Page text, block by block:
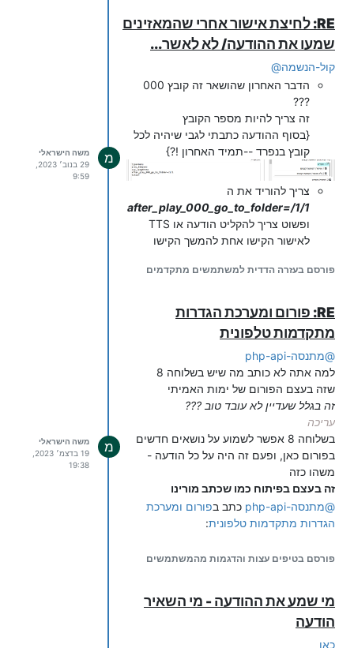
RE: לחיצת אישור אחרי שהמאזינים
שמעו את ההודעה/ לא לאשר...
@קול-הנשמה
הדבר האחרון שהושאר זה קובץ 000
???
זה צריך להיות מספר הקובץ
{בסוף ההודעה כתבתי לגבי שיהיה לכל
קובץ בנפרד --תמיד האחרון !?}
צריך להוריד את ה
after_play_000_go_to_folder=/1/1
ופשוט צריך להקליט הודעה או TTS
לאישור הקישו אחת להמשך הקישו
על מספר M0000
ובשלוחה אחת שבתוך...
במקוםכאן יש לרשות את מספר
הקמפיין שאליו ירשם (עדיף חדש
תכתבי למשל 6 או מספר אחר
נרשם
אם ההגדרה הזאת לכמה הודעות צריך
להחליף ל פעם את המספר מ 000 למספר
הקובץ וגם לשנות את רשימת התפוצה
סליחה מ@
שעניתי במקומך
פורסם בעזרה הדדית למשתמשים מתקדמים
מ
משה הישראלי
9:59
RE: פורום ומערכת הגדרות
מתקדמות טלפונית
@מתנסה-php-api
למה אתה לא כותב מה שיש בשלוחה 8
שזה בעצם הפורום של ימות האמיתי
זה בגלל שעדיין לא עובד טוב ???
עריכה
בשלוחה 8 אפשר לשמוע על נושאים חדשים
בפורום כאן, ופעם זה היה על כל הודעה -
משהו כזה
זה בעצם בפיתוח כמו שכתב מורינו
@מתנסה-php-api כתב בפורום ומערכת
הגדרות מתקדמות טלפונית:
ע"פ הביקוש אבל דרושה עזרה (לבעלי ידע
בהקשת * ואז 2
מצטרף לבקשתו
פורסם בטיפים עצות והדגמות מהמשתמשים
מ
משה הישראלי
19:38
מי שמע את ההודעה - מי השאיר
הודעה
כאן